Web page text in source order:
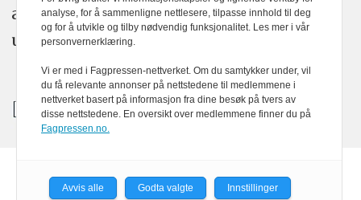
ansvar for publisert innhold, med eller
uten bruk av kunstig intelligens.
Powered by Labrador CMS
analyse, for å sammenligne nettlesere, tilpasse innhold til deg
og for å utvikle og tilby nødvendig funksjonalitet. Les mer i vår
personvernerklæring.
Vi er med i Fagpressen-nettverket. Om du samtykker under, vil
du få relevante annonser på nettstedene til medlemmene i
nettverket basert på informasjon fra dine besøk på tvers av
disse nettstedene. En oversikt over medlemmene finner du på
Fagpressen.no.
Avvis alle Godta valgte Innstillinger